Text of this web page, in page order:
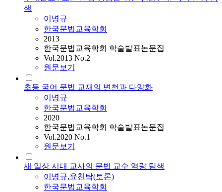
색
이병규
한국문법교육학회
2013
한국문법교육학회 학술발표논문집
Vol.2013 No.2
원문보기
초등 국어 문법 교재의 변천과 다양화
이병규
한국문법교육학회
2020
한국문법교육학회 학술발표논문집
Vol.2020 No.1
원문보기
새 일상 시대 교사의 문법 교수 역량 탐색
이병규,윤천탁(토론)
한국문법교육학회